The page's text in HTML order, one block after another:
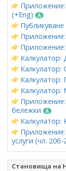
(+Eng)
Приложение:
Приложение:
Калкулатор:
Калкулатор:
Калкулатор:
Калкулатор:
Приложение:
бележки
Калкулатор:
Приложение:
услуги (чл.
Становища на